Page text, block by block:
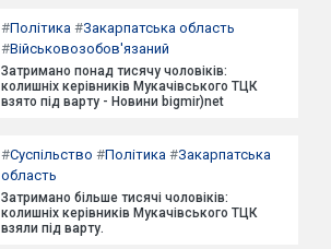
#Політика #Закарпатська область
#Військовозобов'язаний
Затримано понад тисячу чоловіків:
колишніх керівників Мукачівського ТЦК
взято під варту - Новини bigmir)net
#Суспільство #Політика #Закарпатська
область
Затримано більше тисячі чоловіків:
колишніх керівників Мукачівського ТЦК
взяли під варту.